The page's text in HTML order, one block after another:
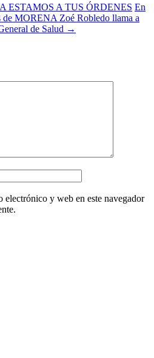
ESTAMOS A TUS ÓRDENES En
de MORENA Zoé Robledo llama a
de Salud →
electrónico y web en este navegador